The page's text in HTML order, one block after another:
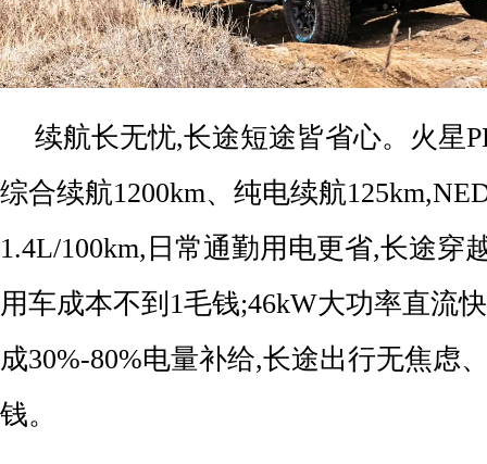
续航长无忧,长途短途皆省心。火星
综合续航1200km、纯电续航
1.4L/100km,日常通勤用电更省,长途穿
用车成本不到1毛钱;46kW大功率直流
成30%-80%电量补给,长途出行无焦虑
钱。